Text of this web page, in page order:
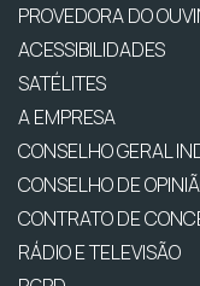
PROVEDORA DO
ACESSIBILIDADES
SATÉLITES
A EMPRESA
CONSELHO GERAL
CONSELHO DE
CONTRATO DE
RÁDIO E TELEVISÃO